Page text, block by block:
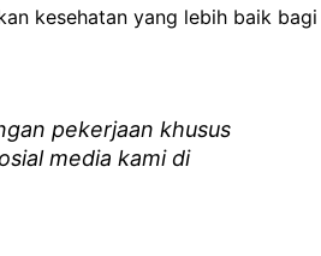
kesehatan yang lebih baik bagi
pekerjaan khusus
media kami di